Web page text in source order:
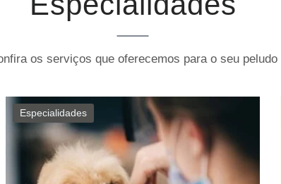
os serviços que oferecemos para o seu peludo
Especialidades